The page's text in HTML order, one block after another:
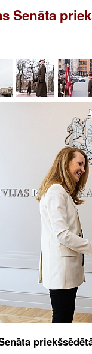
Senāta